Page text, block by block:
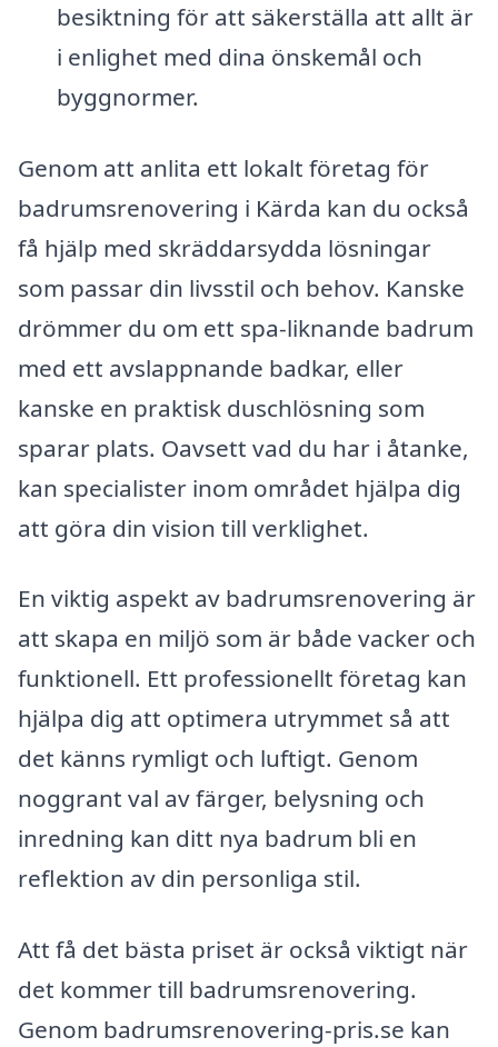
besiktning för att säkerställa att allt är
i enlighet med dina önskemål och
byggnormer.
Genom att anlita ett lokalt företag för
badrumsrenovering i Kärda kan du också
få hjälp med skräddarsydda lösningar
som passar din livsstil och behov. Kanske
drömmer du om ett spa-liknande badrum
med ett avslappnande badkar, eller
kanske en praktisk duschlösning som
sparar plats. Oavsett vad du har i åtanke,
kan specialister inom området hjälpa dig
att göra din vision till verklighet.
En viktig aspekt av badrumsrenovering är
att skapa en miljö som är både vacker och
funktionell. Ett professionellt företag kan
hjälpa dig att optimera utrymmet så att
det känns rymligt och luftigt. Genom
noggrant val av färger, belysning och
inredning kan ditt nya badrum bli en
reflektion av din personliga stil.
Att få det bästa priset är också viktigt när
det kommer till badrumsrenovering.
Genom badrumsrenovering-pris.se kan